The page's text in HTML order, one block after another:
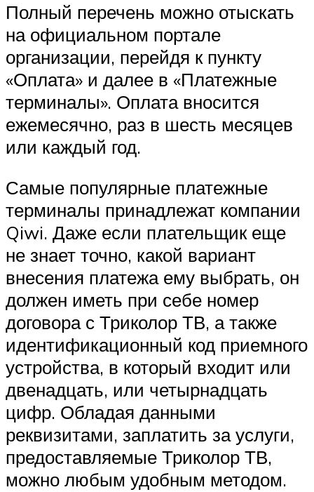
Полный перечень можно отыскать
на официальном портале
организации, перейдя к пункту
«Оплата» и далее в «Платежные
терминалы». Оплата вносится
ежемесячно, раз в шесть месяцев
или каждый год.
Самые популярные платежные
терминалы принадлежат компании
Qiwi. Даже если плательщик еще
не знает точно, какой вариант
внесения платежа ему выбрать, он
должен иметь при себе номер
договора с Триколор ТВ, а также
идентификационный код приемного
устройства, в который входит или
двенадцать, или четырнадцать
цифр. Обладая данными
реквизитами, заплатить за услуги,
предоставляемые Триколор ТВ,
можно любым удобным методом.